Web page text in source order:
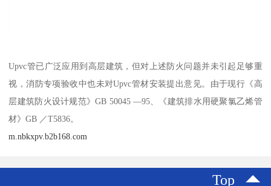
Upvc管已广泛应用到高层建筑，但对上述防火问题并未引起足够重
视，消防专项验收中也未对Upvc管材安装提出意见。由于现行《高
层建筑防火设计规范》GB 50045 —95、《建筑排水用硬聚氯乙烯管
材》GB ／T5836。
m.nbkxpv.b2b168.com
Top